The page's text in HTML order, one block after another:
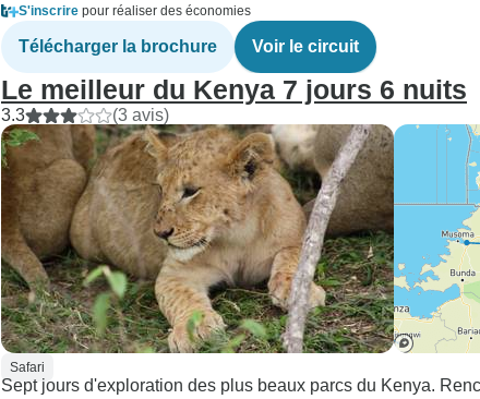
S'inscrire pour réaliser des économies
Télécharger la brochure Voir le circuit
Le meilleur du Kenya 7 jours 6 nuits
3.3 (3 avis)
Safari
Sept jours d'exploration des plus beaux parcs du Kenya.